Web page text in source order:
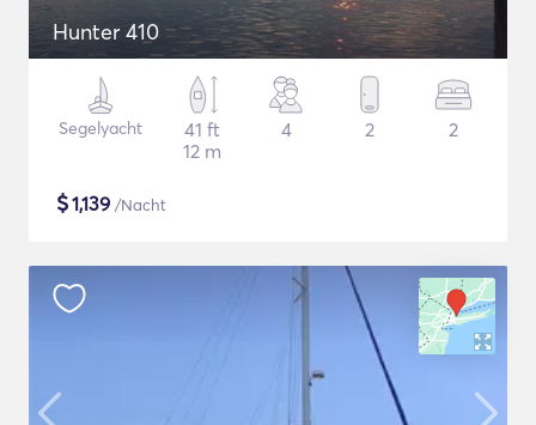
Hunter 410
Segelyacht
41 ft
12 m
4 2 2
$1,139 /Nacht